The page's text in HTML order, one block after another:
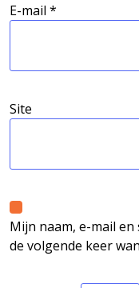
E-mail *
Site
Mijn naam, e-mail
de volgende keer